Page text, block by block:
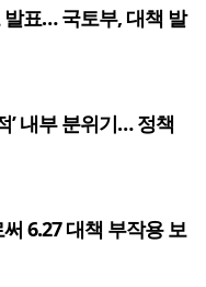
표… 국토부, 대책 발
’ 내부 분위기… 정책
6.27 대책 부작용 보